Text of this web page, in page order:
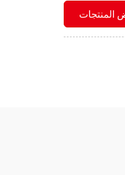
المنتجات